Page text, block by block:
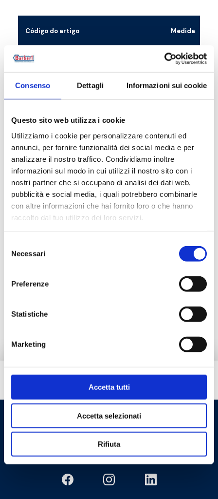
Consenso Dettagli Informazioni sui cookie
Questo sito web utilizza i cookie
Utilizziamo i cookie per personalizzare contenuti ed
annunci, per fornire funzionalità dei social media e per
analizzare il nostro traffico. Condividiamo inoltre
informazioni sul modo in cui utilizzi il nostro sito con i
nostri partner che si occupano di analisi dei dati web,
pubblicità e social media, i quali potrebbero combinarle
con altre informazioni che hai fornito loro o che hanno
raccolto dal tuo utilizzo dei loro servizi.
delNecessari
Preferenze
Statistiche
Marketing
Accetta tutti
Accetta selezionati
Rifiuta
Código do artigo Medida
020010000K G 3/8 F
020020000K G 3/4 F
020025000K
020032000K G 1 1/4 F
020040000K G 1 1/2 F
020050000K
Documentação
Produtos alternativos